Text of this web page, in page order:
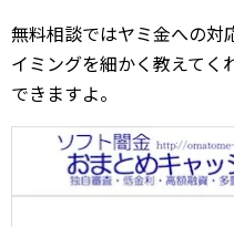
無料相談ではヤミ金への対
イミングを細かく教えてく
できますよ。